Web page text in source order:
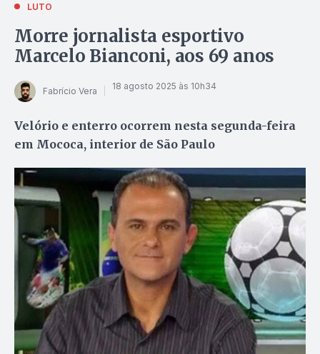
LUTO
Morre jornalista esportivo
Marcelo Bianconi, aos 69 anos
Fabrício Vera 18 agosto 2025 às 10h34
Velório e enterro ocorrem nesta segunda-feira
em Mococa, interior de São Paulo